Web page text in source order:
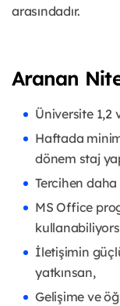
arasındadır.
Aranan
Üniversite 1,2
Haftada
dönem staj
Tercihen
MS Office
İletişimin
yatkınsan,
Gelişime ve